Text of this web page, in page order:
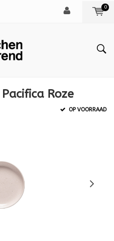
0
Roze
OP VOORRAAD